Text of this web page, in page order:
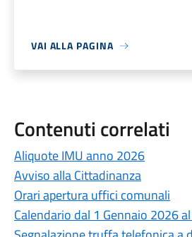
VAI ALLA PAGINA
Contenuti correlati
Aliquote IMU anno 2026
Avviso alla Cittadinanza
Orari apertura uffici comunali
Calendario dal 1 Gennaio 2026